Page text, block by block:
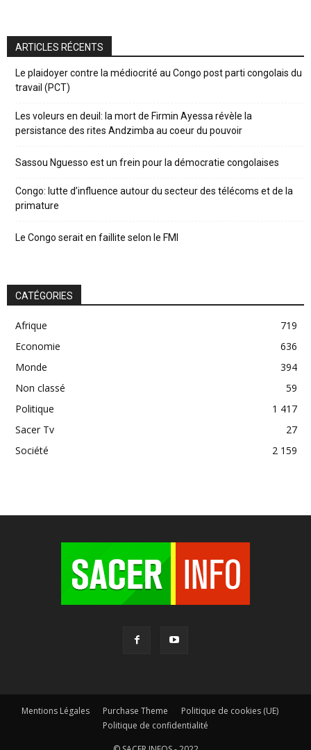
ARTICLES RÉCENTS
Le plaidoyer contre la médiocrité au Congo post parti congolais du
travail (PCT)
Les voleurs en deuil: la mort de Firmin Ayessa révèle la
persistance des rites Andzimba au coeur du pouvoir
Sassou Nguesso est un frein pour la démocratie congolaises
Congo: lutte d’influence autour du secteur des télécoms et de la
primature
Le Congo serait en faillite selon le FMI
CATÉGORIES
Afrique
719
Economie
636
Monde
394
Non classé
59
Politique
1 417
Sacer Tv
27
Société
2 159
Mentions Légales Purchase Theme
Politique de cookies (UE)
Politique de confidentialité